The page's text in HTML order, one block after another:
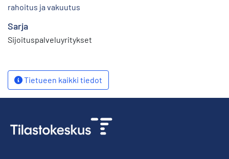
rahoitus ja vakuutus
Sarja
Sijoituspalveluyritykset
Tietueen kaikki tiedot